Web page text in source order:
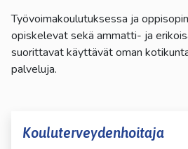
Työvoimakoulutuksessa ja
opiskelevat sekä ammatti- ja
suorittavat käyttävät oman
palveluja.
Kouluterveydenhoitaja